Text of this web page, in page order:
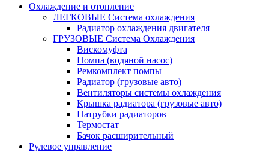
Охлаждение и отопление
ЛЕГКОВЫЕ Система охлаждения
Радиатор охлаждения двигателя
ГРУЗОВЫЕ Система Охлаждения
Вискомуфта
Помпа (водяной насос)
Ремкомплект помпы
Радиатор (грузовые авто)
Вентиляторы системы охлаждения
Крышка радиатора (грузовые авто)
Патрубки радиаторов
Термостат
Бачок расширительный
Рулевое управление